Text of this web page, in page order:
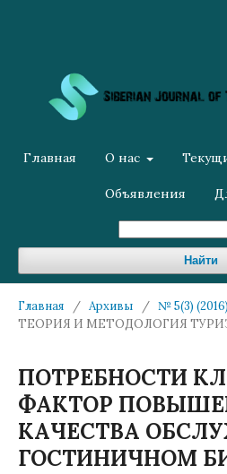
Главная О нас
Объявления
Найти
Главная / Архивы / № 5(3) (2016)
ТЕОРИЯ И МЕТОДОЛОГИЯ
ПОТРЕБНОСТИ
ФАКТОР
КАЧЕСТВА
ГОСТИНИЧНОМ